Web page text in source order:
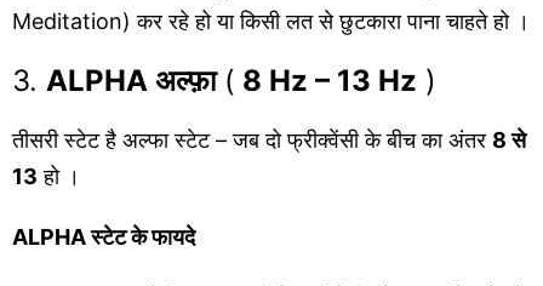
Meditation) कर रहे हो या किसी लत से छुटकारा पाना चाहते हो ।
3. ALPHA अल्फ़ा( 8 Hz – 13 Hz )
तीसरी स्टेट है अल्फा स्टेट – जब दो फ्रीक्वेंसी के बीच का अंतर 8 से
13 हो ।
ALPHA स्टेट के फायदे